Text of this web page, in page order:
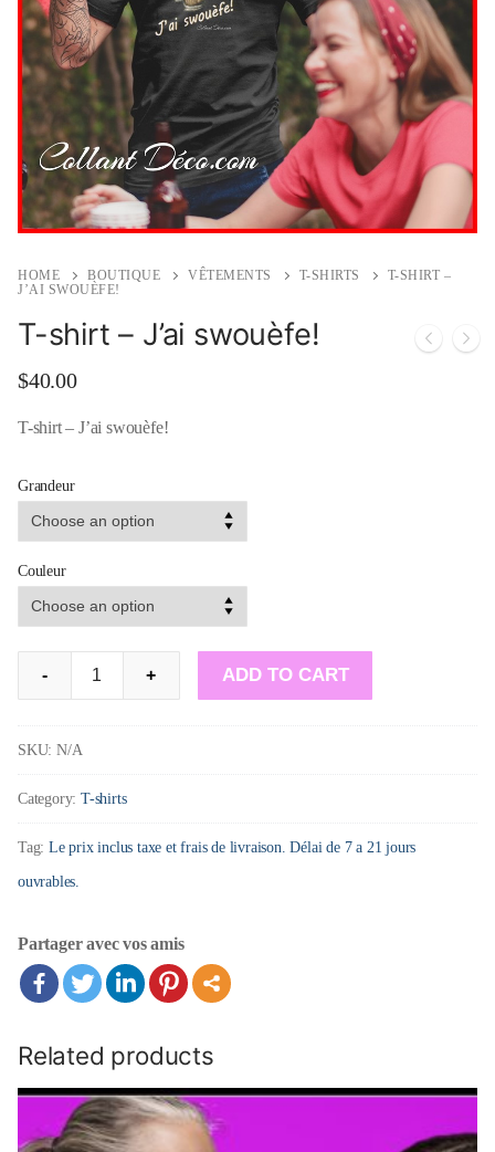
HOME BOUTIQUE VÊTEMENTS T-SHIRTS
T-SHIRT –
J’AI SWOUÈFE!
T-shirt – J’ai swouèfe!
$40.00
T-shirt – J’ai swouèfe!
Grandeur
Couleur
shirt
swouèfe!
quantity
- + ADD TO CART
SKU: N/A
Category: T-shirts
Tag: Le prix inclus taxe et frais de livraison. Délai de 7 a 21 jours
ouvrables.
Partager avec vos amis
Related products